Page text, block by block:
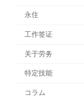
永住
工作签证
关于劳务
特定技能
コラム